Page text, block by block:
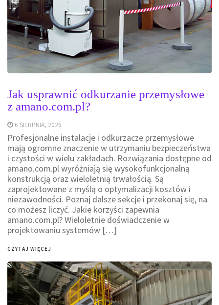
Jak usprawnić odkurzanie przemysłowe
z amano.com.pl?
6 SIERPNIA, 2026
Profesjonalne instalacje i odkurzacze przemysłowe
mają ogromne znaczenie w utrzymaniu bezpieczeństwa
i czystości w wielu zakładach. Rozwiązania dostępne od
amano.com.pl wyróżniają się wysokofunkcjonalną
konstrukcją oraz wieloletnią trwałością. Są
zaprojektowane z myślą o optymalizacji kosztów i
niezawodności. Poznaj dalsze sekcje i przekonaj się, na
co możesz liczyć. Jakie korzyści zapewnia
amano.com.pl? Wieloletnie doświadczenie w
projektowaniu systemów […]
CZYTAJ WIĘCEJ